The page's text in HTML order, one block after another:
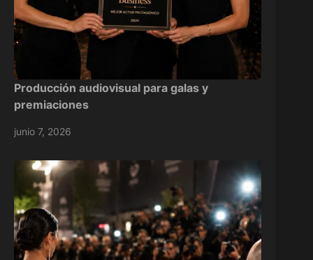
Producción audiovisual para galas y
premiaciones
junio 7, 2026